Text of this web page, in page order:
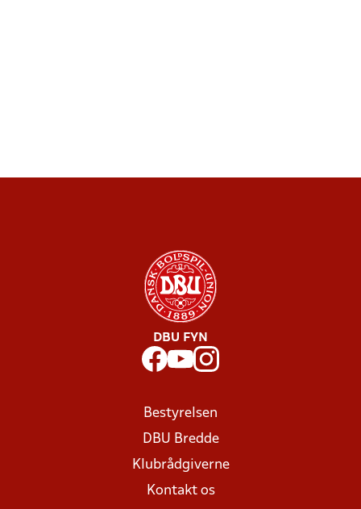
DBU FYN
Bestyrelsen
DBU Bredde
Klubrådgiverne
Kontakt os